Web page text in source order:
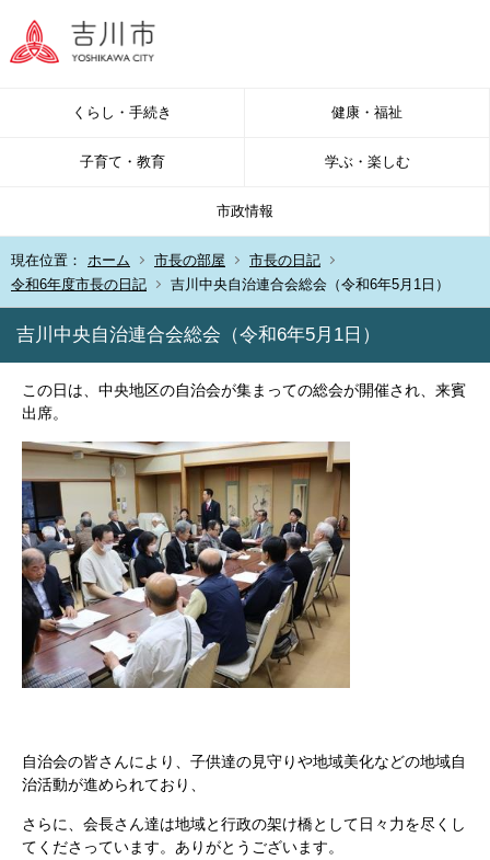
くらし・手続き 健康・福祉
子育て・教育 学ぶ・楽しむ
市政情報
現在位置： ホーム 市長の部屋
市長の日記
令和6年度市長の日記
吉川中央自治連合会総会（令和6年5月1日）
吉川中央自治連合会総会（令和6年5月1日）
この日は、中央地区の自治会が集まっての総会が開催され、来賓
出席。
自治会の皆さんにより、子供達の見守りや地域美化などの地域自
治活動が進められており、
さらに、会長さん達は地域と行政の架け橋として日々力を尽くし
てくださっています。ありがとうございます。